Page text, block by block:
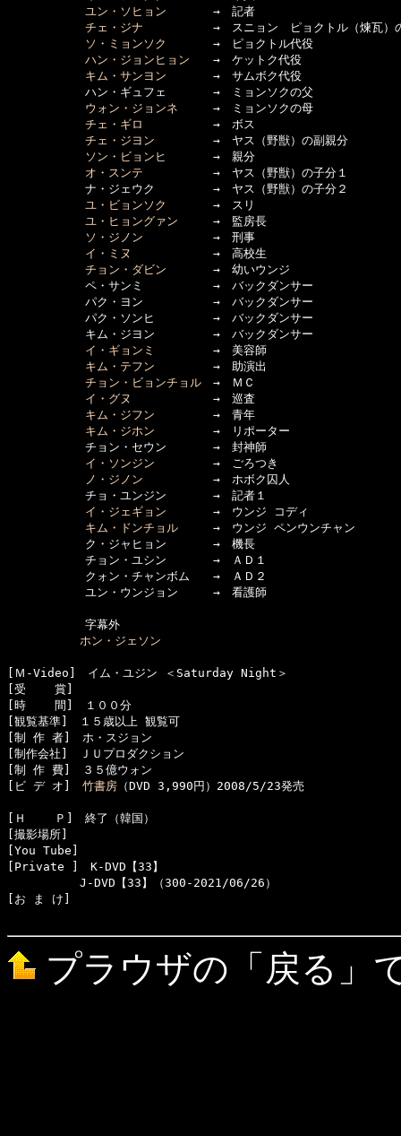
ユン・ソヒョン →　記者
チェ・ジナ →　スニョン　ピョクトル（煉瓦）
ソ・ミョンソク
→　ピョクトル代役
ハン・ジョンヒョン →　ケットク代役
キム・サンヨン →　サムボク代役
      　　　ハン・ギュフェ　　　　→　ミョンソクの父
ウォン・ジョンネ →　ミョンソクの母
チェ・ギロ
→　ボス
チェ・ジヨン →　ヤス（野獣）の副親分
ソン・ビョンヒ
→　親分
オ・スンテ →　ヤス（野獣）の子分１
      　　　ナ・ジェウク　　　　　→　ヤス（野獣）の子分２
ユ・ビョンソク
→　スリ
ユ・ヒョングァン →　監房長
ソ・ジノン →　刑事
イ・ミヌ
→　高校生
チョン・ダビン →　幼いウンジ
      　　　ペ・サンミ　　　　　　→　バックダンサー
      　　　パク・ヨン　　　　　　→　バックダンサー
      　　　パク・ソンヒ　　　　　→　バックダンサー
      　　　キム・ジヨン　　　　　→　バックダンサー
イ・ギョンミ
→　美容師
キム・テフン →　助演出
チョン・ビョンチョル →　ＭＣ
イ・グヌ
→　巡査
キム・ジフン →　青年
キム・ジホン →　リポーター
      　　　チョン・セウン　　　　→　封神師
イ・ソンジン →　ごろつき
ノ・ジノン →　ホボク囚人
      　　　チョ・ユンジン　　　　→　記者１
イ・ジェギョン →　ウンジ コディ
キム・ドンチョル →　ウンジ ペンウンチャン
      　　　ク・ジャヒョン　　　　→　機長
      　　　チョン・ユシン　　　　→　ＡＤ１
      　　　クォン・チャンボム　　→　ＡＤ２
      　　　ユン・ウンジョン　　　→　看護師
      　　　字幕外
ホン・ジェソン
[Ｍ-Video]　イム・ユジン ＜Saturday Night＞
[受    賞]
[時    間]　１００分
[観覧基準]　１５歳以上 観覧可
[制 作 者]　ホ・スジョン
[制作会社]　ＪＵプロダクション
[制 作 費]　３５億ウォン
[ビ デ オ] 竹書房 （DVD 3,990円）2008/5/23発売
[Ｈ    Ｐ]　終了（韓国）
[撮影場所]
[You Tube]
[Private ]　K-DVD【33】
  　　　　　J-DVD【33】（300-2021/06/26）
[お ま け]
プラウザの「戻る」